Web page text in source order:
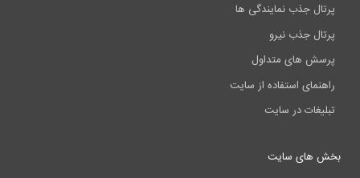
پرتال جذب نمایندگی ها
پرتال جذب نیرو
پرسش های متداول
راهنمای استفاده از سایت
تبلیغات در سایت
بخش های سایت